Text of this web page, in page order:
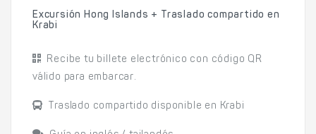
Excursión Hong Islands + Traslado compartido en
Krabi
Recibe tu billete electrónico con código QR
válido para embarcar.
Traslado compartido disponible en Krabi